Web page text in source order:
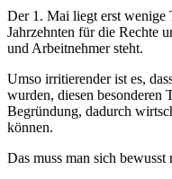
Der 1. Mai liegt erst wenige
Jahrzehnten für die Rechte
und Arbeitnehmer steht.
Umso irritierender ist es,
wurden, diesen besonderen
Begründung, dadurch
können.
Das muss man sich bewusst